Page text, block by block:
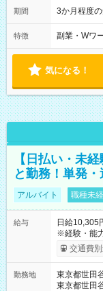
期間 3か月程度
特徴 副業・Wワ
気になる！
【日払い・未
と勤務！単発
アルバイト 職種未
給与
日給10,305
※経験・能力
間】試用期
交通費
勤務地
東京都世田
東京都世田